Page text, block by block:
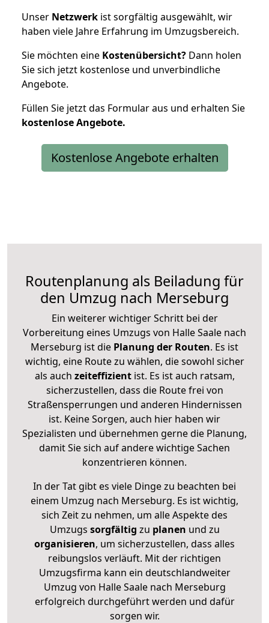
Unser Netzwerk ist sorgfältig ausgewählt, wir
haben viele Jahre Erfahrung im Umzugsbereich.
Sie möchten eine Kostenübersicht? Dann holen
Sie sich jetzt kostenlose und unverbindliche
Angebote.
Füllen Sie jetzt das Formular aus und erhalten Sie
kostenloseAngebote.
Kostenlose Angebote erhalten
Routenplanung als Beiladung für
den Umzug nach Merseburg
Ein weiterer wichtiger Schritt bei der
Vorbereitung eines Umzugs von Halle Saale nach
Merseburg ist die Planung der Routen. Es ist
wichtig, eine Route zu wählen, die sowohl sicher
als auch zeiteffizientist. Es ist auch ratsam,
sicherzustellen, dass die Route frei von
Straßensperrungen und anderen Hindernissen
ist. Keine Sorgen, auch hier haben wir
Spezialisten und übernehmen gerne die Planung,
damit Sie sich auf andere wichtige Sachen
konzentrieren können.
In der Tat gibt es viele Dinge zu beachten bei
einem Umzug nach Merseburg. Es ist wichtig,
sich Zeit zu nehmen, um alle Aspekte des
Umzugs sorgfältig zu planen und zu
organisieren, um sicherzustellen, dass alles
reibungslos verläuft. Mit der richtigen
Umzugsfirma kann ein deutschlandweiter
Umzug von Halle Saale nach Merseburg
erfolgreich durchgeführt werden und dafür
sorgen wir.